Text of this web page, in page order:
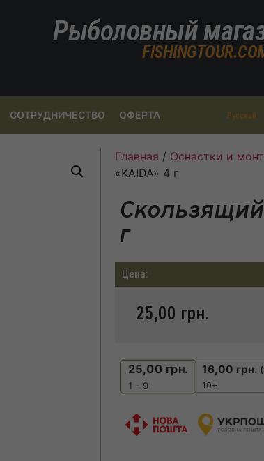
Рыболовный
Русский
СОТРУДНИЧЕСТВО ОФЕРТА
Главная / Оснастки и
«KAIDA» 4 г
г
Цена:
25,00 грн.
25,00 грн.
1 - 9
16,00 грн.
10+